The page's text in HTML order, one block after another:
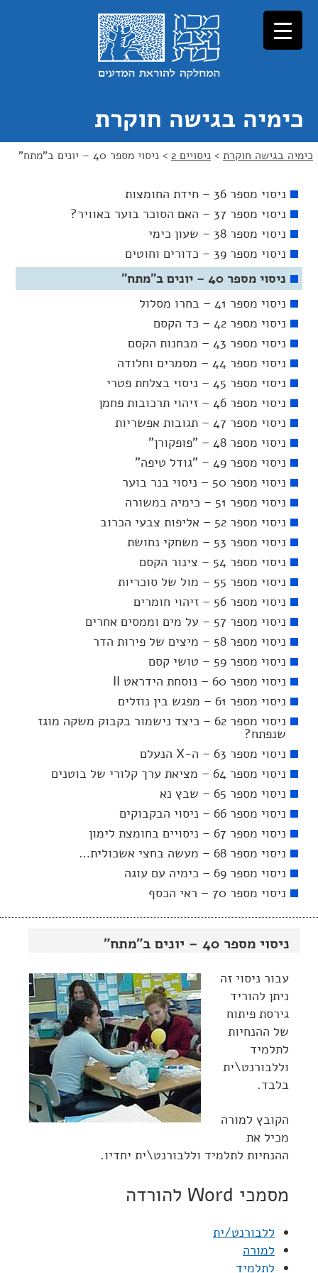
כימיה בגישה חוקרת
כימיה בגישה חוקרת > ניסויים 2 > ניסוי מספר 40 – יונים ב"מתח"
ניסוי מספר 40 – יונים ב"מתח"
עבור ניסוי זה
ניתן להוריד
גירסת פיתוח
של ההנחיות
לתלמיד
וללבורנט\ית
בלבד.
הקובץ למורה
מכיל את
ההנחיות לתלמיד וללבורנט\ית יחדיו.
מסמכי Word להורדה
ללבורנט/ית
למורה
לתלמיד
ניסוי מספר 36 – חידת החומצות
ניסוי מספר 37 – האם הסוכר בוער באוויר?
ניסוי מספר 38 – שעון כימי
ניסוי מספר 39 – כדורים וחוטים
ניסוי מספר 40 – יונים ב"מתח"
ניסוי מספר 41 – בחרו מסלול
ניסוי מספר 42 – כד הקסם
ניסוי מספר 43 – מבחנות הקסם
ניסוי מספר 44 – מסמרים וחלודה
ניסוי מספר 45 – ניסוי בצלחת פטרי
ניסוי מספר 46 – זיהוי תרכובות פחמן
ניסוי מספר 47 – תגובות אפשריות
ניסוי מספר 48 – "פופקורן"
ניסוי מספר 49 – "גודל טיפה"
ניסוי מספר 50 – ניסוי בנר בוער
ניסוי מספר 51 – כימיה במשורה
ניסוי מספר 52 – אליפות צבעי הכרוב
ניסוי מספר 53 – משחקי נחושת
ניסוי מספר 54 – צינור הקסם
ניסוי מספר 55 – מול של סוכריות
ניסוי מספר 56 – זיהוי חומרים
ניסוי מספר 57 – על מים וממסים אחרים
ניסוי מספר 58 – מיצים של פירות הדר
ניסוי מספר 59 – טושי קסם
ניסוי מספר 60 – נוסחת הידראט II
ניסוי מספר 61 – מפגש בין נוזלים
ניסוי מספר 62 – כיצד נישמור בקבוק משקה מוגז
שנפתח?
ניסוי מספר 63 – ה-X הנעלם
ניסוי מספר 64 – מציאת ערך קלורי של בוטנים
ניסוי מספר 65 – שבץ נא
ניסוי מספר 66 – ניסוי הבקבוקים
ניסוי מספר 67 – ניסויים בחומצת לימון
ניסוי מספר 68 – מעשה בחצי אשכולית…
ניסוי מספר 69 – כימיה עם עוגה
ניסוי מספר 70 – ראי הכסף